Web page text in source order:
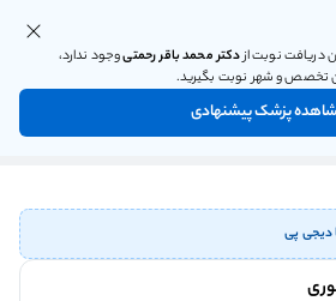
دریافت نوبت ازدکتر محمد باقر رحمتیوجود ندارد،
تخصص و شهر نوبت بگیرید.
پزشک پیشنهادی